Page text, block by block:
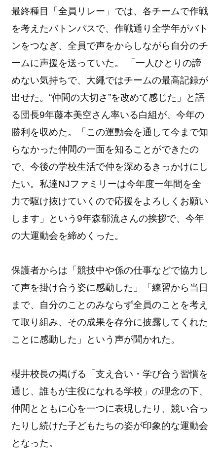
最終種目「全員リレー」では、各チームで作戦
を考えたバトンパスで、作戦通り全学年がバト
ンをつなぎ、全員で声をからしながら自分のチ
ームに声援を送っていた。 「一人ひとりの諦
めない気持ちで、大繩ではチームの最高記録が
出せた。“仲間の大切さ”を改めて感じた」と語
る団長9年藤本美空さん率いる白組が、今年の
勝利を収めた。「この運動会を通して今まで知
らなかった仲間の一面を知ることができたの
で、今後の学校生活で仲を深めるきっかけにし
たい。私達NJファミリーは今年度一年間を全
力で駆け抜けていくので応援をよろしくお願い
します」という9年森郁流さんの挨拶で、今年
の大運動会を締めくった。
保護者からは「競技中や係の仕事などで協力し
て声を掛け合う姿に感動した」「練習から当日
まで、自分のことのみならず全員のことを考え
て取り組み、その成果を存分に披露してくれた
ことに感動した」という声が聞かれた。
櫻井校長の掲げる「支え合い・学び合う習慣を
通じ、誰もが主役になれる学校」の理念の下、
仲間とともに心を一つに表現したり、競い合っ
たりし続けた子どもたちの姿が印象的な運動会
となった。